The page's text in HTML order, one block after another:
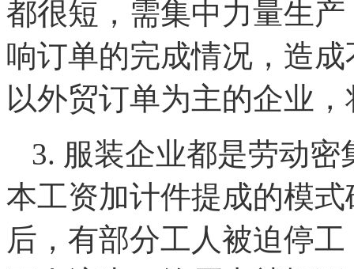
都很短，需集中力量生
响订单的完成情况，造
以外贸订单为主的企业
3. 服装企业都是劳动
本工资加计件提成的模
后，有部分工人被迫停